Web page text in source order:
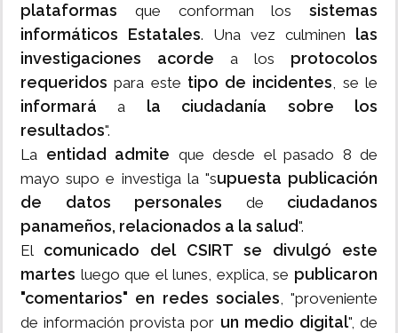
plataformas que conforman los sistemas
informáticos Estatales. Una vez culminen las
investigaciones acorde a los protocolos
requeridos para este tipo de incidentes, se le
informará a la ciudadanía sobre los
resultados".
La entidad admite que desde el pasado 8 de
mayo supo e investiga la "supuesta publicación
de datos personales de ciudadanos
panameños, relacionados a la salud".
El comunicado del CSIRT se divulgó este
martes luego que el lunes, explica, se publicaron
"comentarios" en redes sociales, "proveniente
de información provista por un medio digital", de